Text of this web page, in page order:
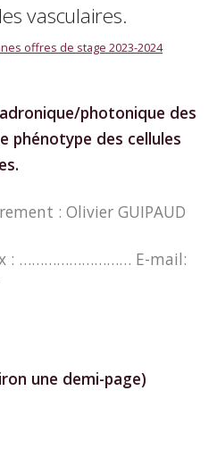
vasculaires.
offres de stage 2023-2024
photonique des
phénotype des cellules
: Olivier GUIPAUD
: ……………………… E-mail:
une demi-page)